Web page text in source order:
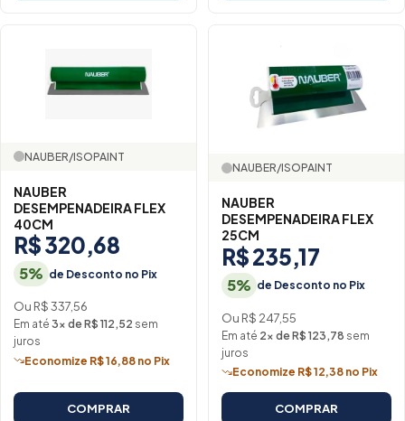
NAUBER/ISOPAINT
NAUBER
DESEMPENADEIRA FLEX
40CM
R$ 320,68
5% de Desconto no Pix
Ou R$ 337,56
Em até 3× de R$ 112,52 sem
juros
Economize R$ 16,88 no Pix
COMPRAR
NAUBER/ISOPAINT
NAUBER
DESEMPENADEIRA FLEX
25CM
R$ 235,17
5% de Desconto no Pix
Ou R$ 247,55
Em até 2× de R$ 123,78 sem
juros
Economize R$ 12,38 no Pix
COMPRAR